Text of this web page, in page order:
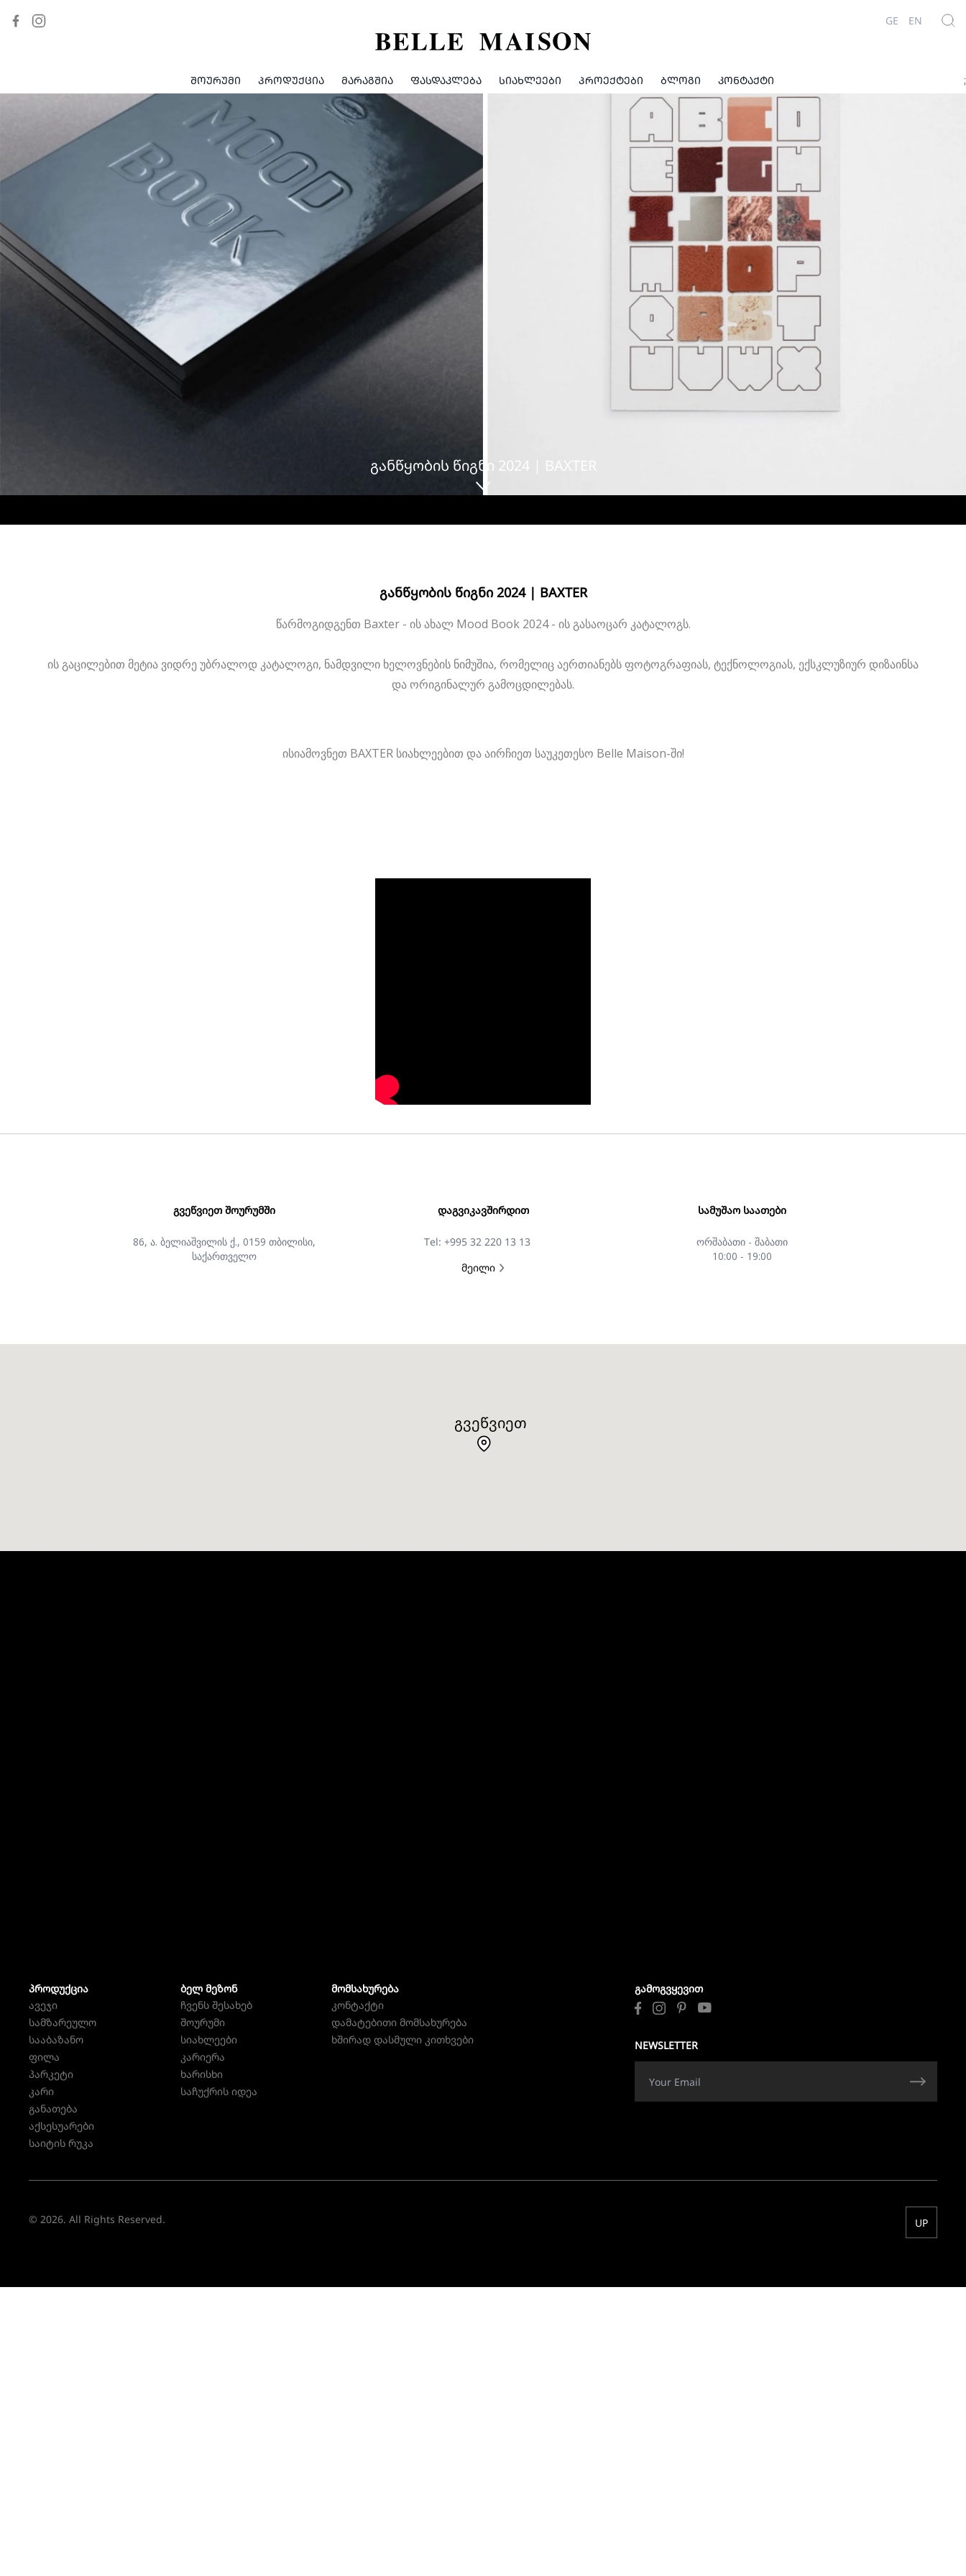
GE EN
ᲨᲝᲣᲠᲣᲛᲘ ᲞᲠᲝᲓᲣᲥᲪᲘᲐ ᲛᲐᲠᲐᲒᲨᲘᲐ ᲤᲐᲡᲓᲐᲙᲚᲔᲑᲐ ᲡᲘᲐᲮᲚᲔᲔᲑᲘ ᲞᲠᲝᲔᲥᲢᲔᲑᲘ ᲑᲚᲝᲒᲘ ᲙᲝᲜᲢᲐᲥᲢᲘ ;
ᲒᲐᲜᲬᲧᲝᲑᲘᲡ ᲬᲘᲒᲜᲘ 2024 | BAXTER
ᲒᲐᲜᲬᲧᲝᲑᲘᲡ ᲬᲘᲒᲜᲘ 2024 | BAXTER
წარმოგიდგენთ Baxter - ის ახალ Mood Book 2024 - ის გასაოცარ კატალოგს.
ის გაცილებით მეტია ვიდრე უბრალოდ კატალოგი, ნამდვილი ხელოვნების ნიმუშია, რომელიც აერთიანებს ფოტოგრაფიას, ტექნოლოგიას, ექსკლუზიურ დიზაინსა
და ორიგინალურ გამოცდილებას.
ისიამოვნეთ BAXTER სიახლეებით და აირჩიეთ საუკეთესო Belle Maison-ში!
ᲒᲕᲔᲬᲕᲘᲔᲗ ᲨᲝᲣᲠᲣᲛᲨᲘ
86, ა. ბელიაშვილის ქ., 0159 თბილისი,
საქართველო
ᲓᲐᲒᲕᲘᲙᲐᲕᲨᲘᲠᲓᲘᲗ
Tel: +995 32 220 13 13
მეილი
ᲡᲐᲛᲣᲨᲐᲝ ᲡᲐᲐᲗᲔᲑᲘ
ორშაბათი - შაბათი
10:00 - 19:00
ᲒᲕᲔᲬᲕᲘᲔᲗ
ᲞᲠᲝᲓᲣᲥᲪᲘᲐ
ავეჯი
სამზარეულო
სააბაზანო
ფილა
პარკეტი
კარი
განათება
აქსესუარები
საიტის რუკა
ᲑᲔᲚ ᲛᲔᲖᲝᲜ
ჩვენს შესახებ
შოურუმი
სიახლეები
კარიერა
ხარისხი
საჩუქრის იდეა
ᲛᲝᲛᲡᲐᲮᲣᲠᲔᲑᲐ
კონტაქტი
დამატებითი მომსახურება
ხშირად დასმული კითხვები
ᲒᲐᲛᲝᲒᲕᲧᲔᲕᲘᲗ
NEWSLETTER
© 2026. All Rights Reserved. UP